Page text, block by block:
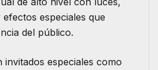
especiales que
del público.
especiales como